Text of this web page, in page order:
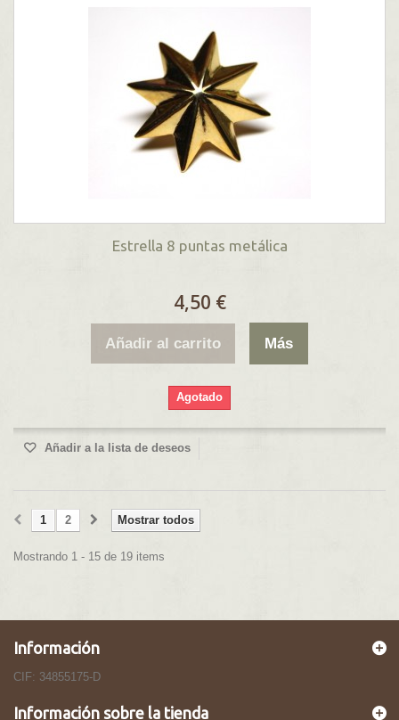
Estrella 8 puntas metálica
4,50 €
Añadir al carrito Más
Agotado
Añadir a la lista de deseos
Mostrar todos
1 2
Mostrando 1 - 15 de 19 items
Información
CIF: 34855175-D
Información sobre la tienda